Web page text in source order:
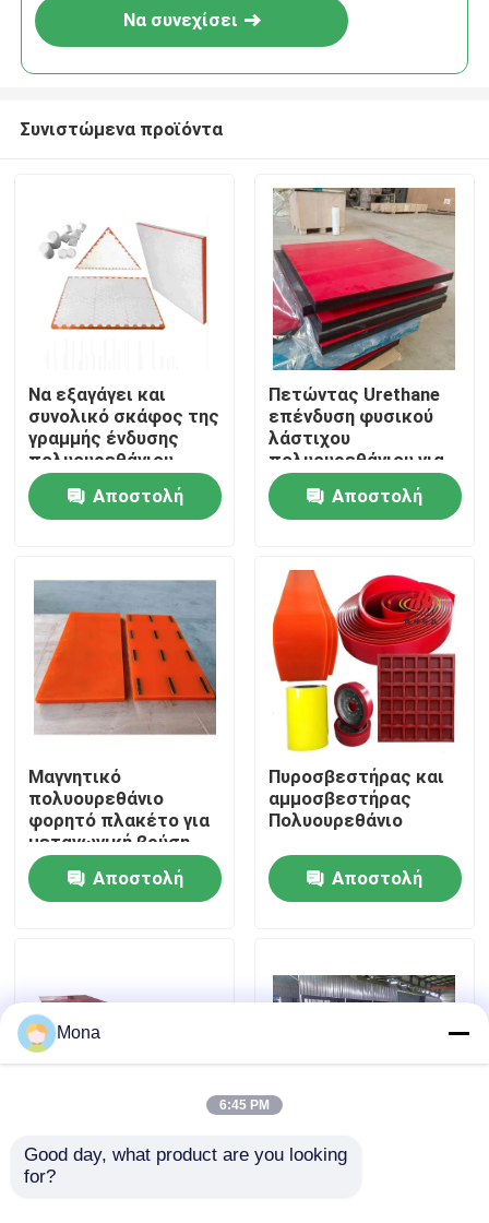
Αρχική Σελίδα
Προϊόντα
Σχετικά με εμάς
Γύρος εργοστασίων
επαφή
Να συνεχίσει
Συνιστώμενα προϊόντα
Να εξαγάγει και
συνολικό σκάφος της
γραμμής ένδυσης
πολυουρεθάνιου
προϊόντων
πολυουρεθάνιου
κεραμικό
Αποστολή
Πετώντας Urethane
επένδυση φυσικού
λάστιχου
πολυουρεθάνιου για
την υδατόπτωση
μεταφορέωνΑποστολή
Μαγνητικό
πολυουρεθάνιο
φορητό πλακέτο για
μεταγωγική βρύση,
θόλωμα
Αποστολή
Πυροσβεστήρας και
αμμοσβεστήρας
Πολυουρεθάνιο
Αποστολή
Ένδυση - ανθεκτική
χυτή κάλυψη
Πίνακας φουστών
Mona
6:45 PM
Good day, what product are you looking
for?